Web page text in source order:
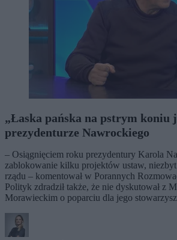
„Łaska pańska na pstrym koniu
prezydenturze Nawrockiego
– Osiągnięciem roku prezydentury Karola
zablokowanie kilku projektów ustaw,
rządu – komentował w Porannych
Polityk zdradził także, że nie dyskutował z
Morawieckim o poparciu dla jego